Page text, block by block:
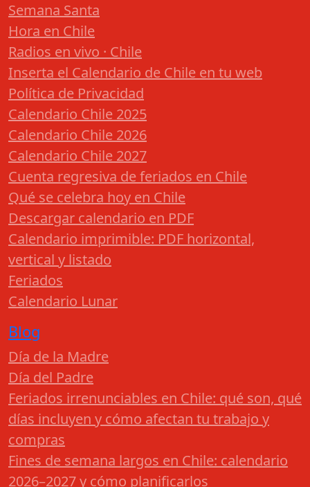
Semana Santa
Hora en Chile
Radios en vivo · Chile
Inserta el Calendario de Chile en tu web
Política de Privacidad
Calendario Chile 2025
Calendario Chile 2026
Calendario Chile 2027
Cuenta regresiva de feriados en Chile
Qué se celebra hoy en Chile
Descargar calendario en PDF
Calendario imprimible: PDF horizontal,
vertical y listado
Feriados
Calendario Lunar
Blog
Día de la Madre
Día del Padre
Feriados irrenunciables en Chile: qué son, qué
días incluyen y cómo afectan tu trabajo y
compras
Fines de semana largos en Chile: calendario
2026–2027 y cómo planificarlos